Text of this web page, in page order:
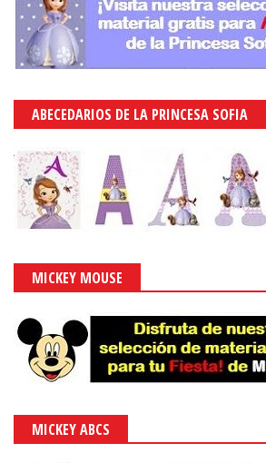
ABECEDARIOS DE LA PRINCESA SOFIA
MICKEY MOUSE
MICKEY ABCS